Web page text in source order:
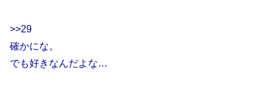
>>29
確かにな。
でも好きなんだよな…